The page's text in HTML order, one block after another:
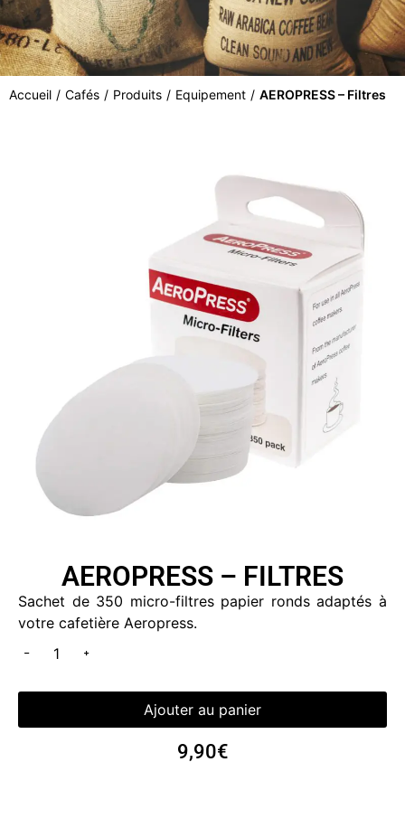
Accueil / Cafés / Produits / Equipement / AEROPRESS – Filtres
AEROPRESS – FILTRES
Sachet de 350 micro-filtres papier ronds adaptés à
votre cafetière Aeropress.
Ajouter au panier
9,90€